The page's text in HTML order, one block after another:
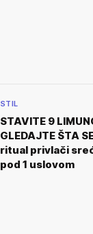
STIL
STAVITE 9
GLEDAJTE ŠTA
ritual privlači
pod 1 uslovom